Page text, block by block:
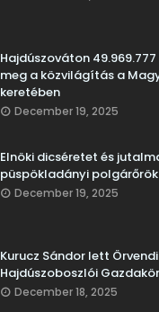
Hajdúszováton
meg a közvilágítás a
keretében
December 19, 2025
Elnöki dicséretet és
püspökladányi polgárőrök
December 19, 2025
Kurucz Sándor lett
Hajdúszoboszlói
December 18, 2025